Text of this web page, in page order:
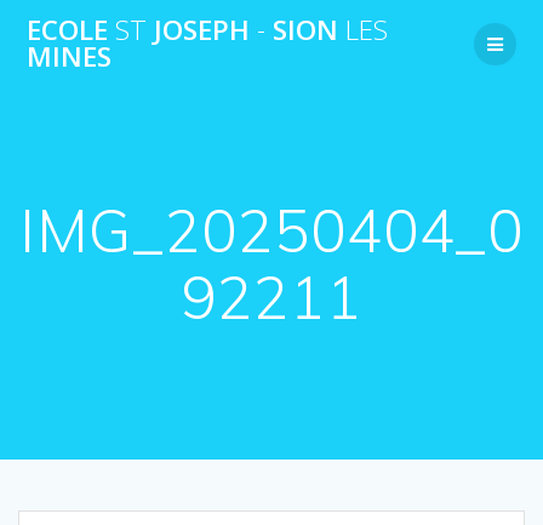
au
ECOLE ST JOSEPH - SION LES
MINES
IMG_20250404_0
92211